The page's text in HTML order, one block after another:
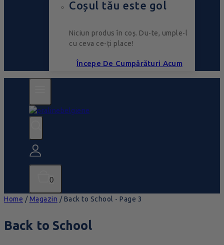
Coșul tău este gol
Niciun produs în coș. Du-te, umple-l
cu ceva ce-ți place!
Începe De Cumpărături Acum
0
Home / Magazin / Back to School - Page 3
Back to School